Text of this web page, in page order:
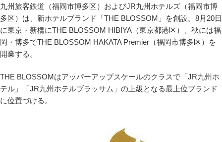
九州旅客鉄道（福岡市博多区）およびJR九州ホテルズ（福岡市博
多区）は、新ホテルブランド「THE BLOSSOM」を創設。8月20日
に東京・新橋にTHE BLOSSOM HIBIYA（東京都港区）、秋には福
岡・博多でTHE BLOSSOM HAKATA Premier（福岡市博多区）を
開業する。
THE BLOSSOMはアッパーアップスケールのクラスで「JR九州ホ
テル」「JR九州ホテルブラッサム」の上級となる最上位ブランド
に位置づける。